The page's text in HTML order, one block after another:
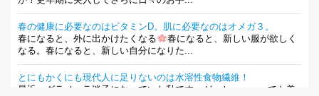
春の健康に必要なのはビタミンD。肌に必要なのはオメガ３。
春になると、外に出かけたくなる
春になると、新しい服が欲しく
なる。春になると、新しい自分になりた...
とにもかくにも現代人に足りないのは水溶性食物繊維！
最近、グラノーラ迷子になっていた私です。が、と〜〜〜っても美